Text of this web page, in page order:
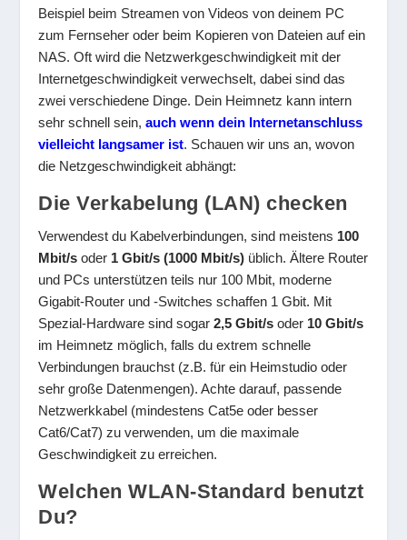
Beispiel beim Streamen von Videos von deinem PC
zum Fernseher oder beim Kopieren von Dateien auf ein
NAS. Oft wird die Netzwerkgeschwindigkeit mit der
Internetgeschwindigkeit verwechselt, dabei sind das
zwei verschiedene Dinge. Dein Heimnetz kann intern
sehr schnell sein,auch wenn dein Internetanschluss
vielleicht langsamer ist. Schauen wir uns an, wovon
die Netzgeschwindigkeit abhängt:
Die Verkabelung (LAN) checken
Verwendest du Kabelverbindungen, sind meistens 100
Mbit/s oder 1 Gbit/s (1000 Mbit/s) üblich. Ältere Router
und PCs unterstützen teils nur 100 Mbit, moderne
Gigabit-Router und -Switches schaffen 1 Gbit. Mit
Spezial-Hardware sind sogar2,5 Gbit/s oder 10 Gbit/s
im Heimnetz möglich, falls du extrem schnelle
Verbindungen brauchst (z.B. für ein Heimstudio oder
sehr große Datenmengen). Achte darauf, passende
Netzwerkkabel (mindestens Cat5e oder besser
Cat6/Cat7) zu verwenden, um die maximale
Geschwindigkeit zu erreichen.
Welchen WLAN-Standard benutzt
Du?